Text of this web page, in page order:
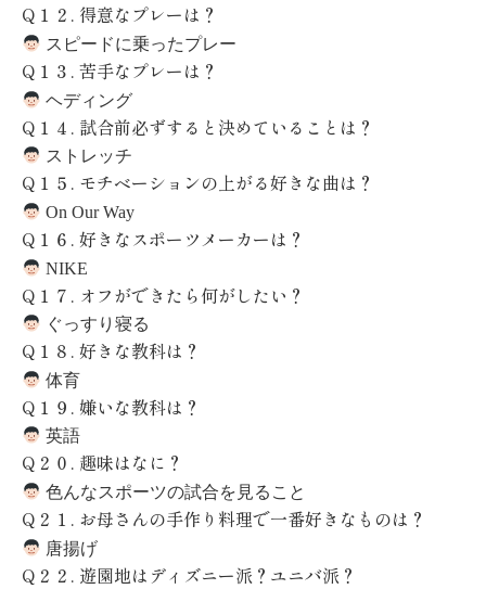
Q １２ . 得意なプレーは？
スピードに乗ったプレー
Q １３ . 苦手なプレーは？
ヘディング
Q １４ . 試合前必ずすると決めていることは？
ストレッチ
Q １５ . モチベーションの上がる好きな曲は？
On Our Way
Q １６ . 好きなスポーツメーカーは？
NIKE
Q １７ . オフができたら何がしたい？
ぐっすり寝る
Q １８ . 好きな教科は？
体育
Q １９ . 嫌いな教科は？
英語
Q ２０ . 趣味はなに？
色んなスポーツの試合を見ること
Q ２１ . お母さんの手作り料理で一番好きなものは？
唐揚げ
Q ２２ . 遊園地はディズニー派？ユニバ派？